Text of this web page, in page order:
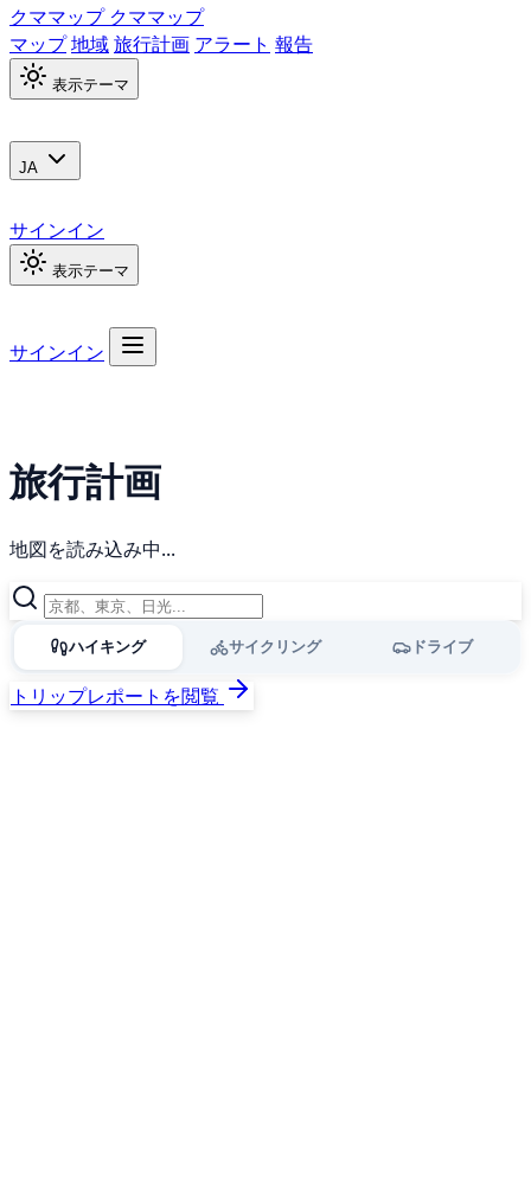
クママップ クママップ
マップ地域旅行計画 アラート 報告
表示テーマ
JA
サインイン
表示テーマ
サインイン
旅行計画
地図を読み込み中...
ハイキング サイクリング ドライブ
トリップレポートを閲覧